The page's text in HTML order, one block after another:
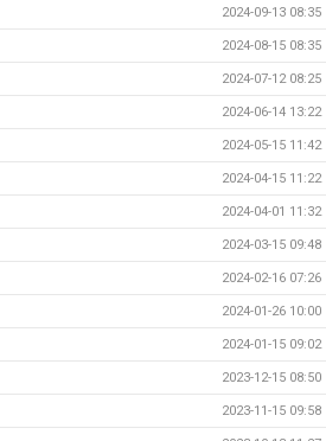
2024-09-13 08:35
2024-08-15 08:35
2024-07-12 08:25
2024-06-14 13:22
2024-05-15 11:42
2024-04-15 11:22
2024-04-01 11:32
2024-03-15 09:48
2024-02-16 07:26
2024-01-26 10:00
2024-01-15 09:02
2023-12-15 08:50
2023-11-15 09:58